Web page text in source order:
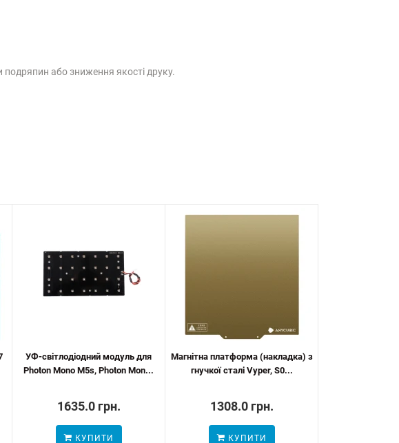
подряпин або зниження якості друку.
УФ-світлодіодний модуль для
Photon Mono M5s, Photon Mon...
1635.0 грн.
КУПИТИ
Магнітна платформа (накладка) з
гнучкої сталі Vyper, S0...
1308.0 грн.
КУПИТИ